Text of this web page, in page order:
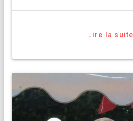
Lire la suite